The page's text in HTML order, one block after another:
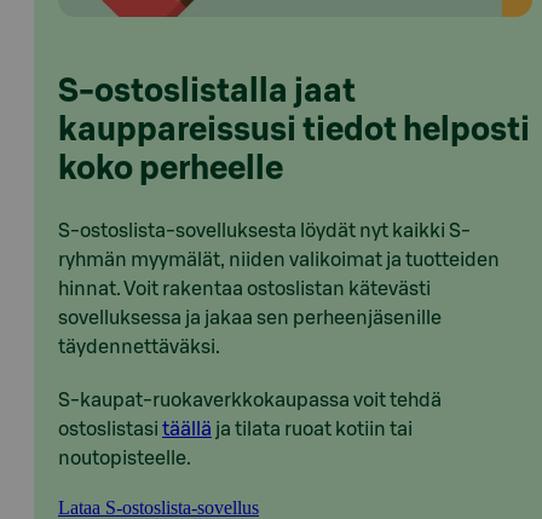
S-ostoslistalla jaat
kauppareissusi tiedot helposti
koko perheelle
S-ostoslista-sovelluksesta löydät nyt kaikki S-
ryhmän myymälät, niiden valikoimat ja tuotteiden
hinnat. Voit rakentaa ostoslistan kätevästi
sovelluksessa ja jakaa sen perheenjäsenille
täydennettäväksi.
S-kaupat-ruokaverkkokaupassa voit tehdä
ostoslistasi täällä ja tilata ruoat kotiin tai
noutopisteelle.
Lataa S-ostoslista-sovellus